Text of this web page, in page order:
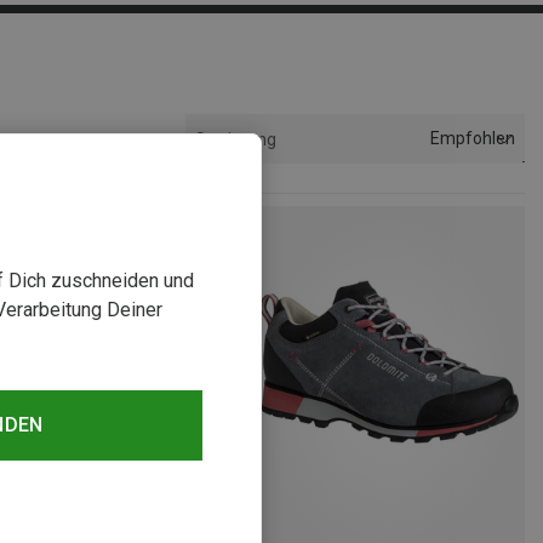
Sortierung Empfohlen
zuschneiden und
Deiner